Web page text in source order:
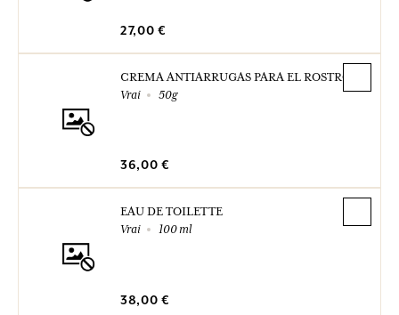
27,00 €
CREMA ANTIARRUGAS PARA EL ROSTRO
Vrai
50g
36,00 €
EAU DE TOILETTE
Vrai
100 ml
38,00 €